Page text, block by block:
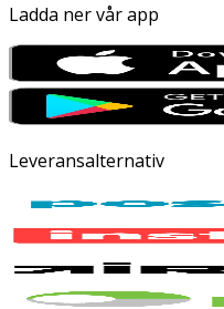
Ladda ner vår app
Leveransalternativ